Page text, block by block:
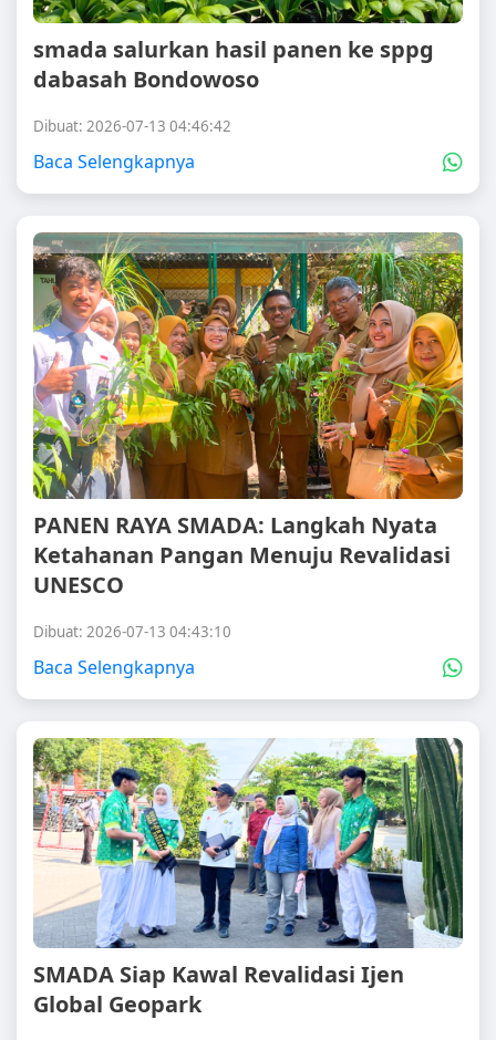
smada salurkan hasil panen ke sppg
dabasah Bondowoso
Dibuat: 2026-07-13 04:46:42
Baca Selengkapnya
PANEN RAYA SMADA: Langkah Nyata
Ketahanan Pangan Menuju Revalidasi
UNESCO
Dibuat: 2026-07-13 04:43:10
Baca Selengkapnya
SMADA Siap Kawal Revalidasi Ijen
Global Geopark